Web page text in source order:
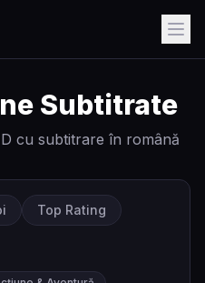
Subtitrate
cu subtitrare în română
Top Rating